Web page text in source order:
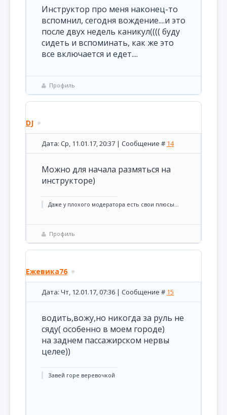
Инструктор про меня наконец-то
вспомнил, сегодня вождение....и это
после двух недель каникул(((( буду
сидеть и вспоминать, как же это
все включается и едет....
Профиль
DJ
Дата: Ср, 11.01.17, 20:37 | Сообщение # 14
Можно для начала размяться на
инструкторе)
Даже у плохого модератора есть свои плюсы...
Профиль
Ежевика76
Дата: Чт, 12.01.17, 07:36 | Сообщение # 15
водить,вожу,но никогда за руль не
сяду( особенно в моем городе)
на заднем пассажирском нервы
целее))
Завей горе веревочкой